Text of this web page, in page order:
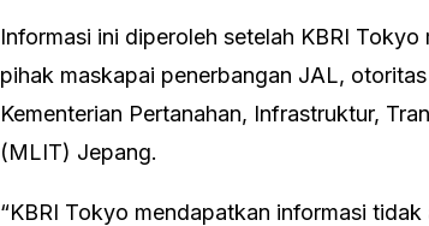
Informasi ini diperoleh setelah KBRI
pihak maskapai penerbangan JAL,
Kementerian Pertanahan, Infrastruktur,
(MLIT) Jepang.
“KBRI Tokyo mendapatkan informasi